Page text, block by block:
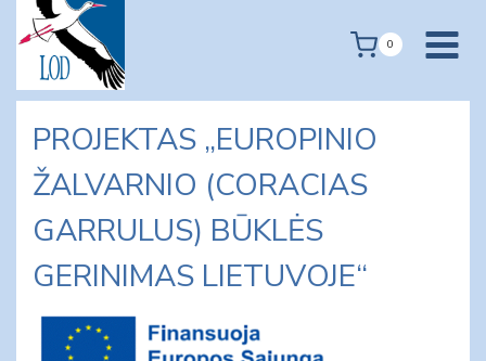
content
0
PROJEKTAS „EUROPINIO
ŽALVARNIO (CORACIAS
GARRULUS) BŪKLĖS
GERINIMAS LIETUVOJE“